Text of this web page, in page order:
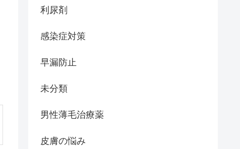
利尿剤
感染症対策
早漏防止
未分類
男性薄毛治療薬
皮膚の悩み